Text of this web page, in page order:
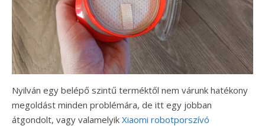
Nyilván egy belépő szintű terméktől nem várunk hatékony
megoldást minden problémára, de itt egy jobban
átgondolt, vagy valamelyik Xiaomi robotporszívó